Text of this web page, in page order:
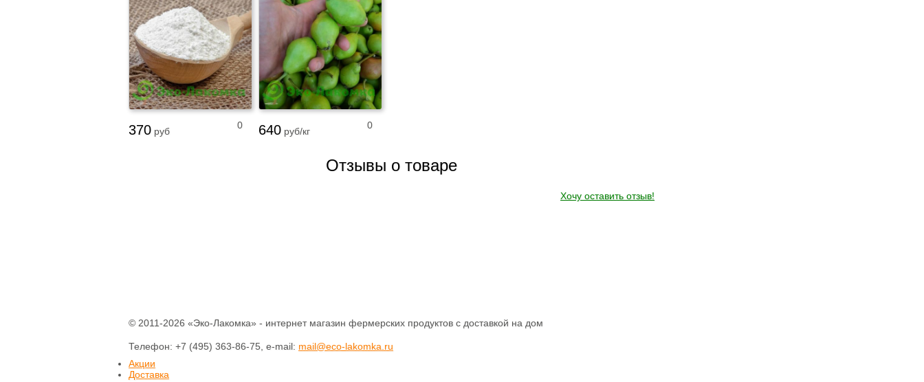
370 руб
0 640 руб/кг
0
Отзывы о товаре
Хочу оставить отзыв!
© 2011-2026 «Эко-Лакомка» - интернет магазин фермерских продуктов с доставкой на дом
Телефон: +7 (495) 363-86-75, e-mail: mail@eco-lakomka.ru
Акции
Доставка